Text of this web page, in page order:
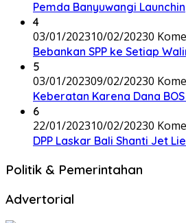
Pemda Banyuwangi
4
03/01/202310/02/20230
Bebankan SPP ke Setiap
5
03/01/202309/02/20230
Keberatan Karena Dana
6
22/01/202310/02/20230
DPP Laskar Bali Shanti Jet
Politik & Pemerintahan
Advertorial